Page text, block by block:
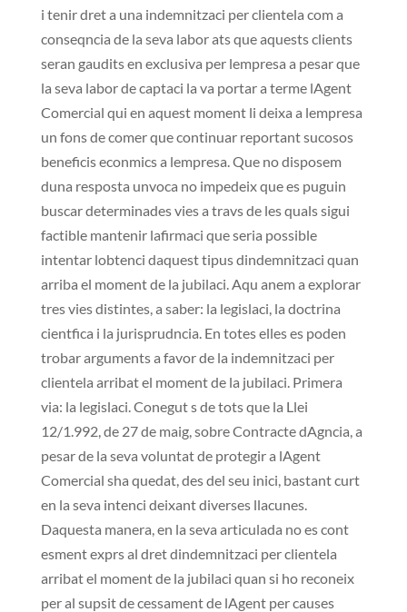
i tenir dret a una indemnitzaci per clientela com a
conseqncia de la seva labor ats que aquests clients
seran gaudits en exclusiva per lempresa a pesar que
la seva labor de captaci la va portar a terme lAgent
Comercial qui en aquest moment li deixa a lempresa
un fons de comer que continuar reportant sucosos
beneficis econmics a lempresa. Que no disposem
duna resposta unvoca no impedeix que es puguin
buscar determinades vies a travs de les quals sigui
factible mantenir lafirmaci que seria possible
intentar lobtenci daquest tipus dindemnitzaci quan
arriba el moment de la jubilaci. Aqu anem a explorar
tres vies distintes, a saber: la legislaci, la doctrina
cientfica i la jurisprudncia. En totes elles es poden
trobar arguments a favor de la indemnitzaci per
clientela arribat el moment de la jubilaci. Primera
via: la legislaci. Conegut s de tots que la Llei
12/1.992, de 27 de maig, sobre Contracte dAgncia, a
pesar de la seva voluntat de protegir a lAgent
Comercial sha quedat, des del seu inici, bastant curt
en la seva intenci deixant diverses llacunes.
Daquesta manera, en la seva articulada no es cont
esment exprs al dret dindemnitzaci per clientela
arribat el moment de la jubilaci quan si ho reconeix
per al supsit de cessament de lAgent per causes